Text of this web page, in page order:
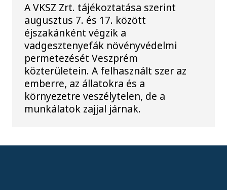
A VKSZ Zrt. tájékoztatása szerint
augusztus 7. és 17. között
éjszakánként végzik a
vadgesztenyefák növényvédelmi
permetezését Veszprém
közterületein. A felhasznált szer az
emberre, az állatokra és a
környezetre veszélytelen, de a
munkálatok zajjal járnak.